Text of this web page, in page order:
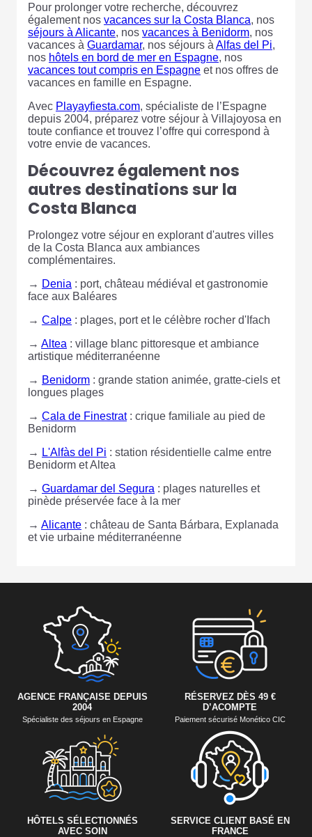
Pour prolonger votre recherche, découvrez
également nos vacances sur la Costa Blanca, nos
séjours à Alicante, nos vacances à Benidorm, nos
vacances à Guardamar, nos séjours à Alfas del Pi,
nos hôtels en bord de mer en Espagne, nos
vacances tout compris en Espagne et nos offres de
vacances en famille en Espagne.
Avec Playayfiesta.com, spécialiste de l’Espagne
depuis 2004, préparez votre séjour à Villajoyosa en
toute confiance et trouvez l’offre qui correspond à
votre envie de vacances.
Découvrez également nos
autres destinations sur la
Costa Blanca
Prolongez votre séjour en explorant d'autres villes
de la Costa Blanca aux ambiances
complémentaires.
→ Denia : port, château médiéval et gastronomie
face aux Baléares
→ Calpe : plages, port et le célèbre rocher d'Ifach
→ Altea : village blanc pittoresque et ambiance
artistique méditerranéenne
→ Benidorm : grande station animée, gratte-ciels et
longues plages
→ Cala de Finestrat: crique familiale au pied de
Benidorm
→ L'Alfàs del Pi : station résidentielle calme entre
Benidorm et Altea
→ Guardamar del Segura : plages naturelles et
pinède préservée face à la mer
→ Alicante : château de Santa Bárbara, Explanada
et vie urbaine méditerranéenne
AGENCE FRANÇAISE DEPUIS
2004
Spécialiste des séjours en Espagne
RÉSERVEZ DÈS 49 €
D’ACOMPTE
Paiement sécurisé Monético CIC
HÔTELS SÉLECTIONNÉS
AVEC SOIN
SERVICE CLIENT BASÉ EN
FRANCE